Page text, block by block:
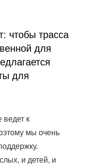
чтобы трасса
для
для
к
мы очень
и детей, и